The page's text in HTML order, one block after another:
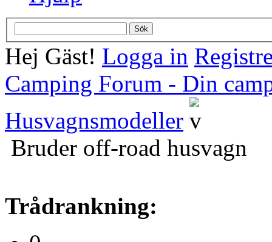
Hej Gäst! Logga in
Camping Forum - Din
Husvagnsmodeller
Bruder off-road husvagn
Trådrankning: